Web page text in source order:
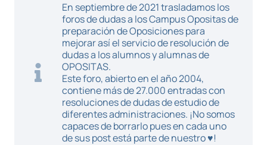
En septiembre de 2021 trasladamos los
foros de dudas a los Campus Opositas de
preparación de Oposiciones para
mejorar así el servicio de resolución de
dudas a los alumnos y alumnas de
OPOSITAS.
Este foro, abierto en el año 2004,
contiene más de 27.000 entradas con
resoluciones de dudas de estudio de
diferentes administraciones. ¡No somos
capaces de borrarlo pues en cada uno
de sus post está parte de nuestro ♥!